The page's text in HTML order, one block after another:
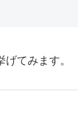
てみます。